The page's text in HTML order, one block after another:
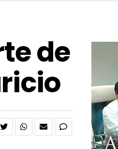
de